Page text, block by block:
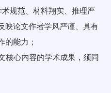
规范、材料翔实、推理严
映论文作者学风严谨、具有
的能力；
心内容的学术成果，须同